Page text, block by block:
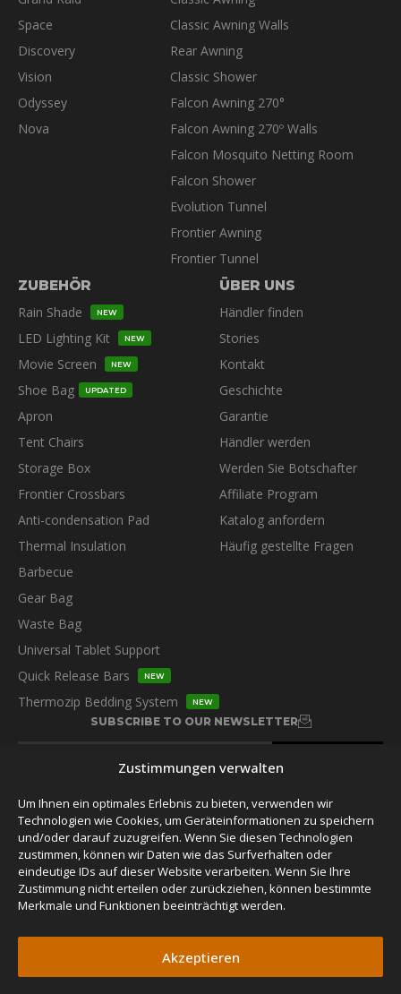
Zustimmungen verwalten
Um Ihnen ein optimales Erlebnis zu bieten, verwenden wir
Technologien wie Cookies, um Geräteinformationen zu speichern
und/oder darauf zuzugreifen. Wenn Sie diesen Technologien
zustimmen, können wir Daten wie das Surfverhalten oder
eindeutige IDs auf dieser Website verarbeiten. Wenn Sie Ihre
Zustimmung nicht erteilen oder zurückziehen, können bestimmte
Merkmale und Funktionen beeinträchtigt werden.
Akzeptieren
Space
Discovery
Vision
Odyssey
Nova
Classic Awning Walls
Rear Awning
Classic Shower
Falcon Awning 270°
Falcon Awning 270º Walls
Falcon Mosquito Netting Room
Falcon Shower
Evolution Tunnel
Frontier Awning
Frontier Tunnel
ZUBEHÖR
Rain Shade
NEW
LED Lighting Kit NEW
Movie Screen NEW
Shoe Bag UPDATED
Apron
Tent Chairs
Storage Box
Frontier Crossbars
Anti-condensation Pad
Thermal Insulation
Barbecue
Gear Bag
Waste Bag
Universal Tablet Support
Quick Release Bars
NEW
Thermozip Bedding System NEW
ÜBER UNS
Händler finden
Stories
Kontakt
Geschichte
Garantie
Händler werden
Werden Sie Botschafter
Affiliate Program
Katalog anfordern
Häufig gestellte Fragen
SUBSCRIBE TO OUR NEWSLETTER
FOLLOW US